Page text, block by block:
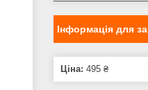
Інформація для
Ціна: 495 ₴